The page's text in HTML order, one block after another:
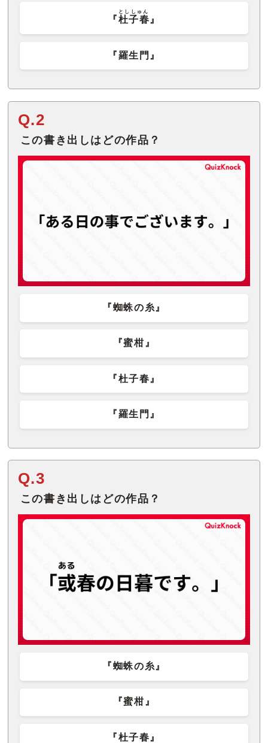
『杜子春
とししゅん
』
『羅生門』
Q.2
この書き出しはどの作品？
『蜘蛛の糸』
『蜜柑』
『杜子春』
『羅生門』
Q.3
この書き出しはどの作品？
『蜘蛛の糸』
『蜜柑』
『杜子春』